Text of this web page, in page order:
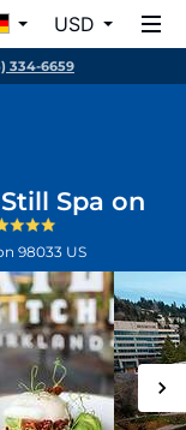
USD
334-6659
Spa on
98033 US